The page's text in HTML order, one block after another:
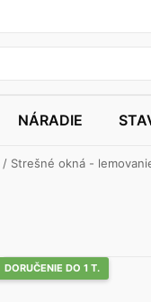
NÁRADIE
/ Strešné okná -
DORUČENIE DO 1 T.